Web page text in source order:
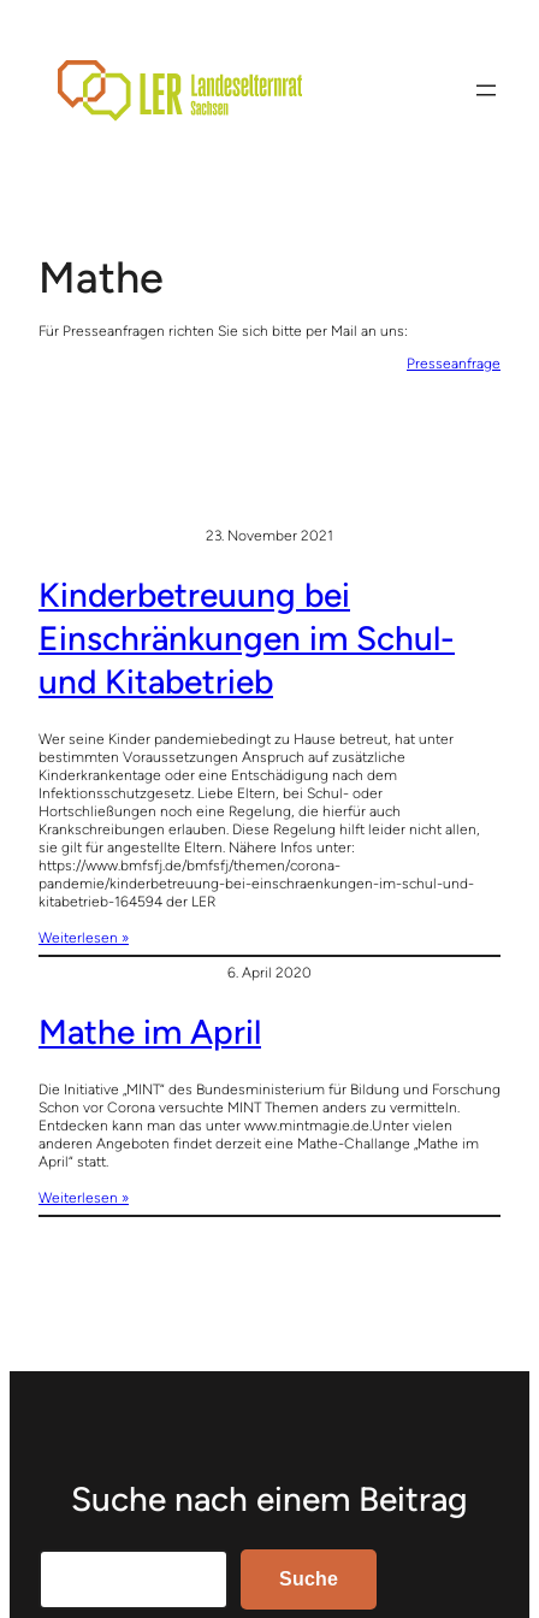
Mathe
Für Presseanfragen richten Sie sich bitte per Mail an uns:
Presseanfrage
23. November 2021
Kinderbetreuung bei
Einschränkungen im Schul-
und Kitabetrieb
Wer seine Kinder pandemiebedingt zu Hause betreut, hat unter
bestimmten Voraussetzungen Anspruch auf zusätzliche
Kinderkrankentage oder eine Entschädigung nach dem
Infektionsschutzgesetz. Liebe Eltern, bei Schul- oder
Hortschließungen noch eine Regelung, die hierfür auch
Krankschreibungen erlauben. Diese Regelung hilft leider nicht allen,
sie gilt für angestellte Eltern. Nähere Infos unter:
https://www.bmfsfj.de/bmfsfj/themen/corona-
pandemie/kinderbetreuung-bei-einschraenkungen-im-schul-und-
kitabetrieb-164594 der LER
Weiterlesen »
6. April 2020
Mathe im April
Die Initiative „MINT“ des Bundesministerium für Bildung und Forschung
Schon vor Corona versuchte MINT Themen anders zu vermitteln.
Entdecken kann man das unter www.mintmagie.de.Unter vielen
anderen Angeboten findet derzeit eine Mathe-Challange „Mathe im
April“ statt.
Weiterlesen »
Suche nach einem Beitrag
Search
Suche